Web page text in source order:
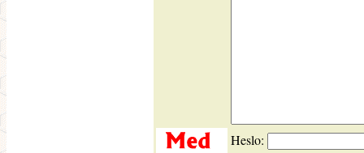
Heslo: